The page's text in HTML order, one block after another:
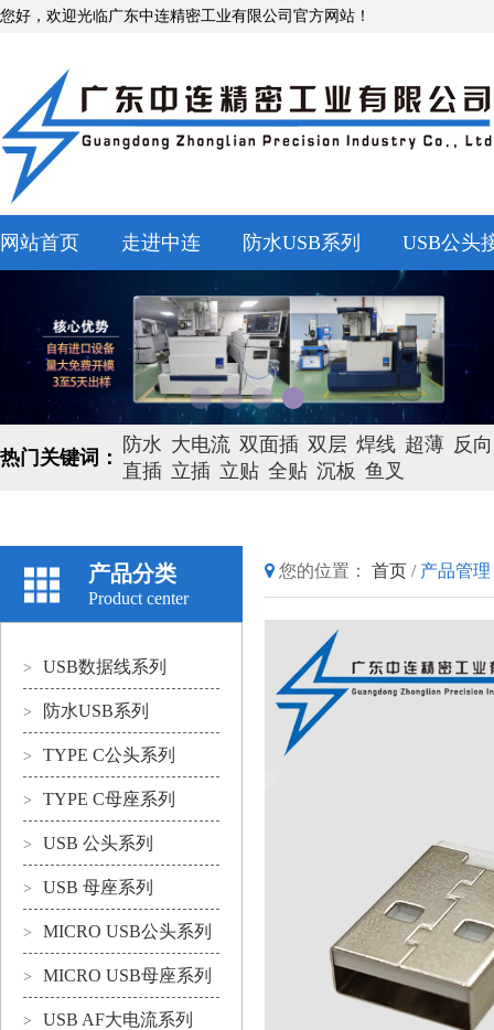
您好，欢迎光临广东中连精密工业有限公司官方网站！
网站首页 走进中连 防水USB系列 USB公头
热门关键词：
防水 大电流 双面插 双层 焊线 超薄 反向
直插 立插 立贴 全贴 沉板 鱼叉
产品分类
Product center
> USB数据线系列
> 防水USB系列
> TYPE C公头系列
> TYPE C母座系列
> USB 公头系列
> USB 母座系列
> MICRO USB公头系列
> MICRO USB母座系列
> USB AF大电流系列
您的位置： 首页 / 产品管理